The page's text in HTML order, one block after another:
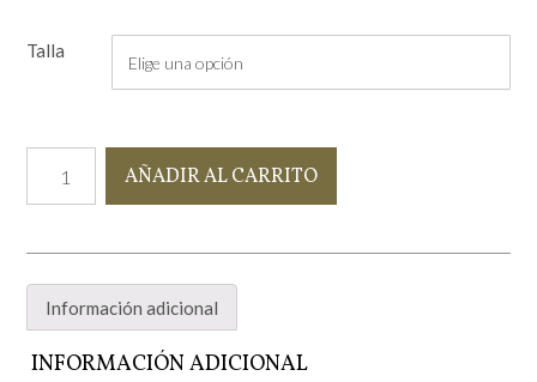
Talla
Tulipán
cantidad
AÑADIR AL CARRITO
Información adicional
INFORMACIÓN ADICIONAL